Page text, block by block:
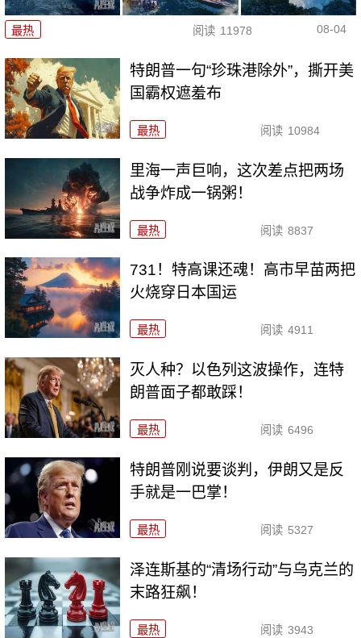
最热 阅读 11978 08-04
特朗普一句“珍珠港除外”，撕开美
国霸权遮羞布
最热 阅读 10984
里海一声巨响，这次差点把两场
战争炸成一锅粥！
最热 阅读 8837
731！特高课还魂！高市早苗两把
火烧穿日本国运
最热 阅读 4911
灭人种？以色列这波操作，连特
朗普面子都敢踩！
最热 阅读 6496
特朗普刚说要谈判，伊朗又是反
手就是一巴掌！
最热 阅读 5327
泽连斯基的“清场行动”与乌克兰的
末路狂飙！
最热 阅读 3943